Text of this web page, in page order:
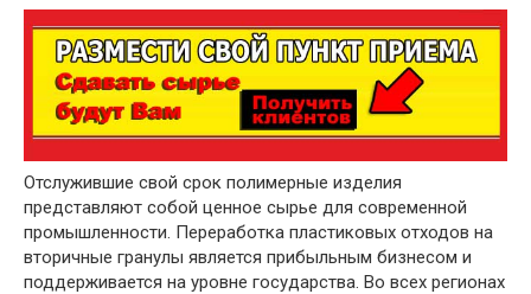
Отслужившие свой срок полимерные изделия
представляют собой ценное сырье для современной
промышленности. Переработка пластиковых отходов на
вторичные гранулы является прибыльным бизнесом и
поддерживается на уровне государства. Во всех регионах